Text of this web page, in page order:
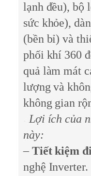
lạnh đều), bộ
sức khỏe),
(bền bỉ) và
phối khí 360
quả làm mát
lượng và
không gian
Lợi ích của
này:
– Tiết kiệm
nghệ Inverter.